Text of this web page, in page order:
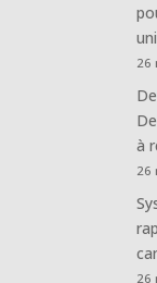
26
à
26
26